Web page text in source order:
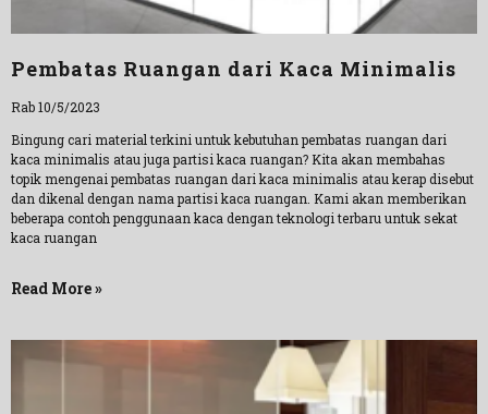
Pembatas Ruangan dari Kaca Minimalis
Rab 10/5/2023
Bingung cari material terkini untuk kebutuhan pembatas ruangan dari
kaca minimalis atau juga partisi kaca ruangan? Kita akan membahas
topik mengenai pembatas ruangan dari kaca minimalis atau kerap disebut
dan dikenal dengan nama partisi kaca ruangan. Kami akan memberikan
beberapa contoh penggunaan kaca dengan teknologi terbaru untuk sekat
kaca ruangan
Read More »